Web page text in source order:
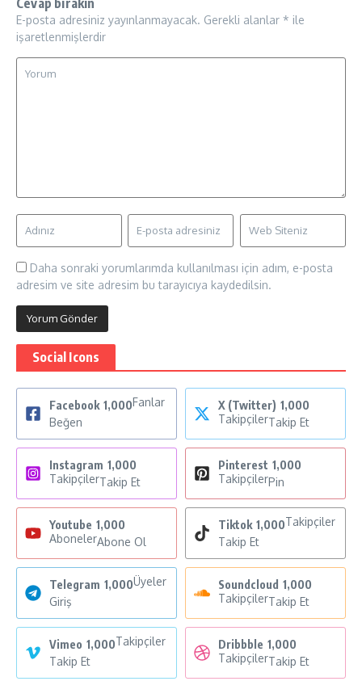
Cevap bırakın
E-posta adresiniz yayınlanmayacak. Gerekli alanlar * ile
işaretlenmişlerdir
Daha sonraki yorumlarımda kullanılması için adım, e-posta
adresim ve site adresim bu tarayıcıya kaydedilsin.
Social Icons
Facebook 1,000Fanlar
Beğen
X (Twitter) 1,000
TakipçilerTakip Et
Instagram 1,000
TakipçilerTakip Et
Pinterest 1,000
TakipçilerPin
Youtube 1,000
AbonelerAbone Ol
Tiktok 1,000Takipçiler
Takip Et
Telegram 1,000Üyeler
Giriş
Soundcloud 1,000
TakipçilerTakip Et
Vimeo 1,000Takipçiler
Takip Et
Dribbble 1,000
TakipçilerTakip Et